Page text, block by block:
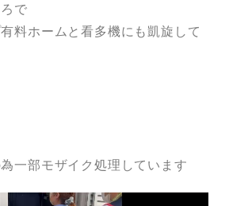
で
料ホームと看多機にも凱旋して
一部モザイク処理しています